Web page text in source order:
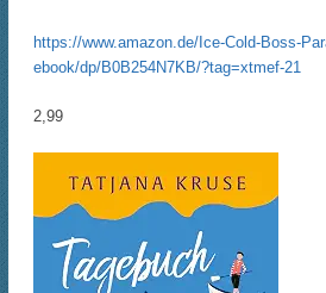
https://www.amazon.de/Ice-Cold-Boss-
ebook/dp/B0B254N7KB/?tag=xtmef-21
2,99